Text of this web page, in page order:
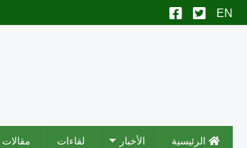
الرئيسية الأخبار لقاءات مقالات